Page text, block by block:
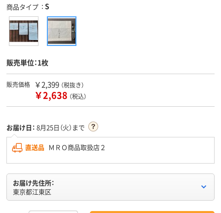
商品タイプ S
販売単位：1枚
販売価格 ￥2,399 （税抜き）
￥2,638 （税込）
お届け日： 8月25日（火）まで
直送品 ＭＲＯ商品取扱店２
お届け先住所：
東京都江東区